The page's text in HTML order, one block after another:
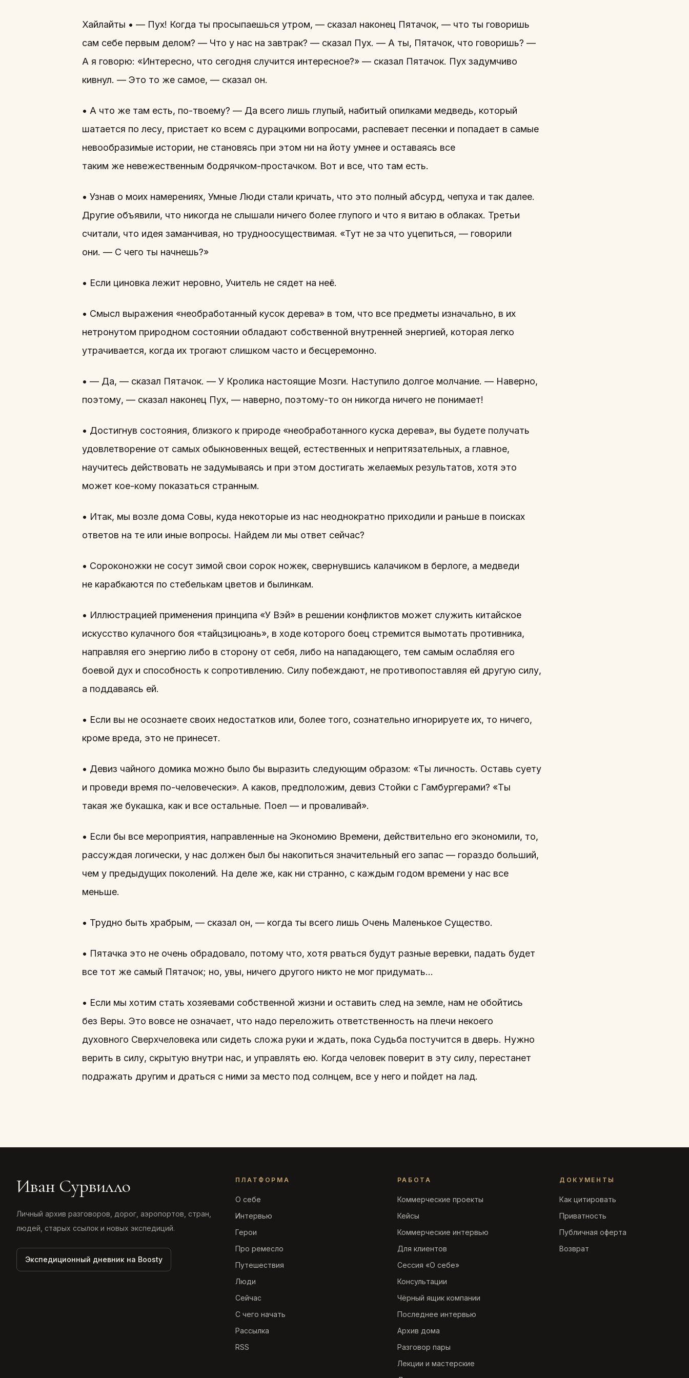
Хайлайты • — Пух! Когда ты просыпаешься утром, — сказал наконец Пятачок, — что ты говоришь
сам себе первым делом? — Что у нас на завтрак? — сказал Пух. — А ты, Пятачок, что говоришь? —
А я говорю: «Интересно, что сегодня случится интересное?» — сказал Пятачок. Пух задумчиво
кивнул. — Это то же самое, — сказал он.
• А что же там есть, по-твоему? — Да всего лишь глупый, набитый опилками медведь, который
шатается по лесу, пристает ко всем с дурацкими вопросами, распевает песенки и попадает в самые
невообразимые истории, не становясь при этом ни на йоту умнее и оставаясь все
таким же невежественным бодрячком-простачком. Вот и все, что там есть.
• Узнав о моих намерениях, Умные Люди стали кричать, что это полный абсурд, чепуха и так далее.
Другие объявили, что никогда не слышали ничего более глупого и что я витаю в облаках. Третьи
считали, что идея заманчивая, но трудноосуществимая. «Тут не за что уцепиться, — говорили
они. — С чего ты начнешь?»
• Если циновка лежит неровно, Учитель не сядет на неё.
• Смысл выражения «необработанный кусок дерева» в том, что все предметы изначально, в их
нетронутом природном состоянии обладают собственной внутренней энергией, которая легко
утрачивается, когда их трогают слишком часто и бесцеремонно.
• — Да, — сказал Пятачок. — У Кролика настоящие Мозги. Наступило долгое молчание. — Наверно,
поэтому, — сказал наконец Пух, — наверно, поэтому-то он никогда ничего не понимает!
• Достигнув состояния, близкого к природе «необработанного куска дерева», вы будете получать
удовлетворение от самых обыкновенных вещей, естественных и непритязательных, а главное,
научитесь действовать не задумываясь и при этом достигать желаемых результатов, хотя это
может кое-кому показаться странным.
• Итак, мы возле дома Совы, куда некоторые из нас неоднократно приходили и раньше в поисках
ответов на те или иные вопросы. Найдем ли мы ответ сейчас?
• Сороконожки не сосут зимой свои сорок ножек, свернувшись калачиком в берлоге, а медведи
не карабкаются по стебелькам цветов и былинкам.
• Иллюстрацией применения принципа «У Вэй» в решении конфликтов может служить китайское
искусство кулачного боя «тайцзицюань», в ходе которого боец стремится вымотать противника,
направляя его энергию либо в сторону от себя, либо на нападающего, тем самым ослабляя его
боевой дух и способность к сопротивлению. Силу побеждают, не противопоставляя ей другую силу,
а поддаваясь ей.
• Если вы не осознаете своих недостатков или, более того, сознательно игнорируете их, то ничего,
кроме вреда, это не принесет.
• Девиз чайного домика можно было бы выразить следующим образом: «Ты личность. Оставь суету
и проведи время по-человечески». А каков, предположим, девиз Стойки с Гамбургерами? «Ты
такая же букашка, как и все остальные. Поел — и проваливай».
• Если бы все мероприятия, направленные на Экономию Времени, действительно его экономили, то,
рассуждая логически, у нас должен был бы накопиться значительный его запас — гораздо больший,
чем у предыдущих поколений. На деле же, как ни странно, с каждым годом времени у нас все
меньше.
• Трудно быть храбрым, — сказал он, — когда ты всего лишь Очень Маленькое Существо.
• Пятачка это не очень обрадовало, потому что, хотя рваться будут разные веревки, падать будет
все тот же самый Пятачок; но, увы, ничего другого никто не мог придумать…
• Если мы хотим стать хозяевами собственной жизни и оставить след на земле, нам не обойтись
без Веры. Это вовсе не означает, что надо переложить ответственность на плечи некоего
духовного Сверхчеловека или сидеть сложа руки и ждать, пока Судьба постучится в дверь. Нужно
верить в силу, скрытую внутри нас, и управлять ею. Когда человек поверит в эту силу, перестанет
подражать другим и драться с ними за место под солнцем, все у него и пойдет на лад.
Иван Сурвилло
Личный архив разговоров, дорог, аэропортов, стран,
людей, старых ссылок и новых экспедиций.
Экспедиционный дневник на Boosty
ПЛАТФОРМА
О себе
Интервью
Герои
Про ремесло
Путешествия
Люди
Сейчас
С чего начать
Рассылка
RSS
РАБОТА
Коммерческие проекты
Кейсы
Коммерческие интервью
Для клиентов
Сессия «О себе»
Консультации
Чёрный ящик компании
Последнее интервью
Архив дома
Разговор пары
Лекции и мастерские
ДОКУМЕНТЫ
Как цитировать
Приватность
Публичная оферта
Возврат